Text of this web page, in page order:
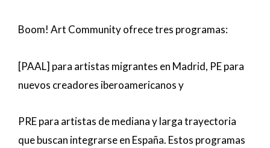
Boom! Art Community ofrece tres programas:
[PAAL] para artistas migrantes en Madrid, PE para
nuevos creadores iberoamericanos y
PRE para artistas de mediana y larga trayectoria
que buscan integrarse en España. Estos programas